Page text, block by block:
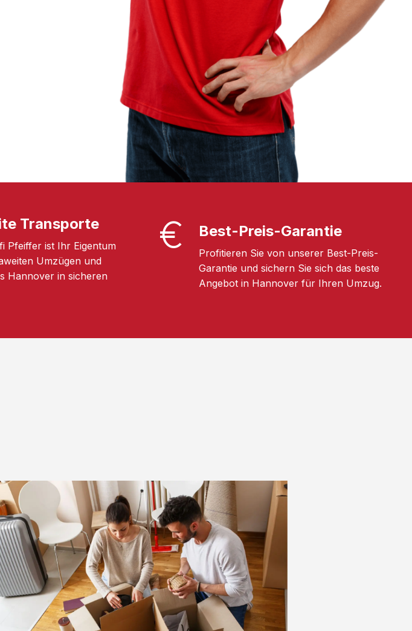
Transporte
Pfeiffer ist Ihr Eigentum
Umzügen und
Hannover in sicheren
Best-Preis-Garantie
Profitieren Sie von unserer Best-Preis-
Garantie und sichern Sie sich das beste
Angebot in Hannover für Ihren Umzug.